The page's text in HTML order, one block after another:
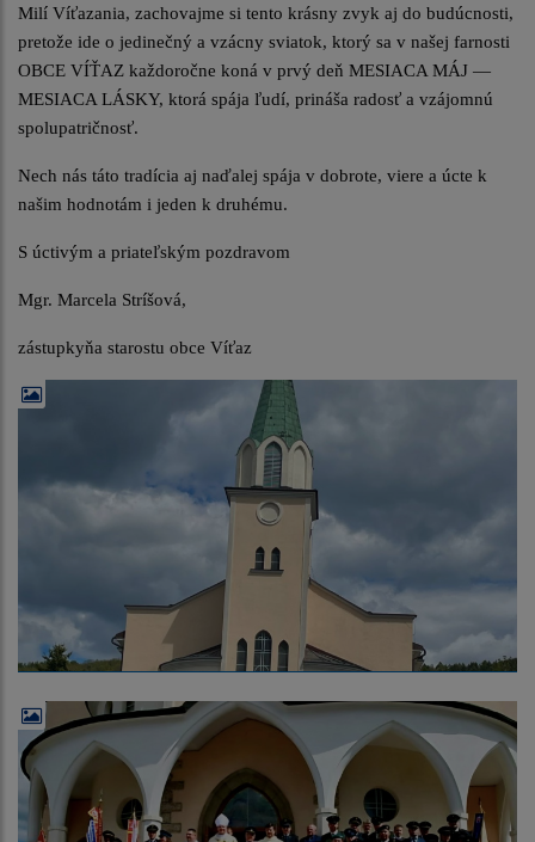
Milí Víťazania, zachovajme si tento krásny zvyk aj do budúcnosti,
pretože ide o jedinečný a vzácny sviatok, ktorý sa v našej farnosti
OBCE VÍŤAZ každoročne koná v prvý deň MESIACA MÁJ —
MESIACA LÁSKY, ktorá spája ľudí, prináša radosť a vzájomnú
spolupatričnosť.
Nech nás táto tradícia aj naďalej spája v dobrote, viere a úcte k
našim hodnotám i jeden k druhému.
S úctivým a priateľským pozdravom
Mgr. Marcela Stríšová,
zástupkyňa starostu obce Víťaz